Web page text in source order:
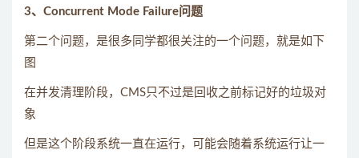
3、Concurrent Mode Failure问题
第二个问题，是很多同学都很关注的一个问题，就是如下
图
在并发清理阶段，CMS只不过是回收之前标记好的垃圾对
象
但是这个阶段系统一直在运行，可能会随着系统运行让一